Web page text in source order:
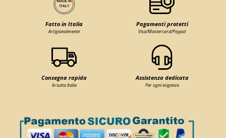
Fatto in Italia
Artigianalmente
Pagamenti protetti
Visa/Mastercard/Paypal
Consegna rapida
In tutta Italia
Assistenza dedicata
Per ogni esigenza